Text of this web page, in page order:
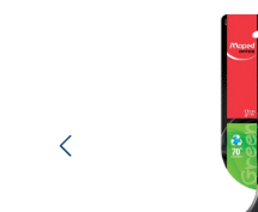
Bildergalerie überspringen